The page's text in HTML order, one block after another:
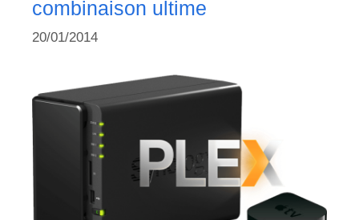
combinaison ultime
20/01/2014